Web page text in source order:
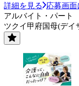
詳細を見る
応募画面
アルバイト・パート
ツクイ甲府国母(デイ